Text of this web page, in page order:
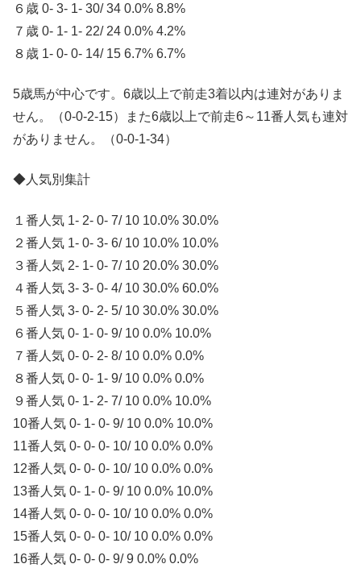
６歳 0- 3- 1- 30/ 34 0.0% 8.8%
７歳 0- 1- 1- 22/ 24 0.0% 4.2%
８歳 1- 0- 0- 14/ 15 6.7% 6.7%
5歳馬が中心です。6歳以上で前走3着以内は連対がありま
せん。（0-0-2-15）また6歳以上で前走6～11番人気も連対
がありません。（0-0-1-34）
◆人気別集計
１番人気 1- 2- 0- 7/ 10 10.0% 30.0%
２番人気 1- 0- 3- 6/ 10 10.0% 10.0%
３番人気 2- 1- 0- 7/ 10 20.0% 30.0%
４番人気 3- 3- 0- 4/ 10 30.0% 60.0%
５番人気 3- 0- 2- 5/ 10 30.0% 30.0%
６番人気 0- 1- 0- 9/ 10 0.0% 10.0%
７番人気 0- 0- 2- 8/ 10 0.0% 0.0%
８番人気 0- 0- 1- 9/ 10 0.0% 0.0%
９番人気 0- 1- 2- 7/ 10 0.0% 10.0%
10番人気 0- 1- 0- 9/ 10 0.0% 10.0%
11番人気 0- 0- 0- 10/ 10 0.0% 0.0%
12番人気 0- 0- 0- 10/ 10 0.0% 0.0%
13番人気 0- 1- 0- 9/ 10 0.0% 10.0%
14番人気 0- 0- 0- 10/ 10 0.0% 0.0%
15番人気 0- 0- 0- 10/ 10 0.0% 0.0%
16番人気 0- 0- 0- 9/ 9 0.0% 0.0%